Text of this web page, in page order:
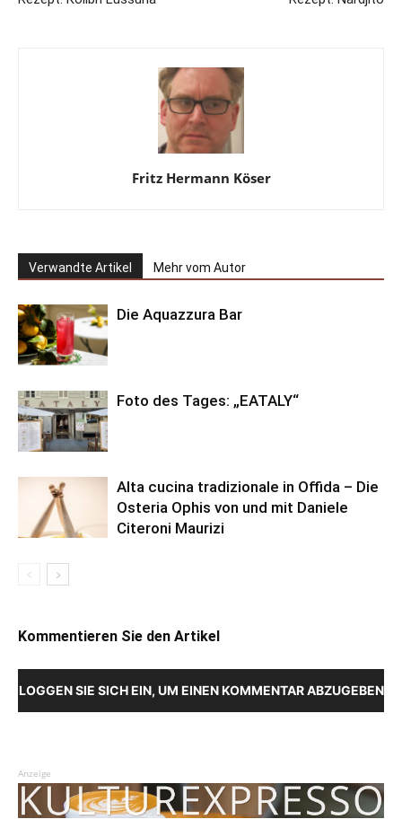
Fritz Hermann Köser
Verwandte Artikel Mehr vom Autor
Die Aquazzura Bar
Foto des Tages: „EATALY“
Alta cucina tradizionale in Offida – Die
Osteria Ophis von und mit Daniele
Citeroni Maurizi
Kommentieren Sie den Artikel
LOGGEN SIE SICH EIN, UM EINEN KOMMENTAR ABZUGEBEN
Anzeige